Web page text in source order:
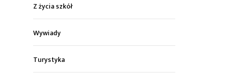
Z życia szkół
Wywiady
Turystyka